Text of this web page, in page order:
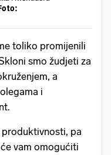
toliko promijenili
smo žudjeti za
a
i
pa
vam omogućiti